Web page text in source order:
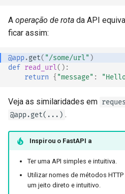
A operação de rota da API
ficar assim:
@app.get( "/some/url" )
def read_url():
return { "message" :
Veja as similaridades em
@app.get(...) .
Inspirou o FastAPI a
Ter uma API simples e intuitiva.
Utilizar nomes de métodos
um jeito direto e intuitivo.